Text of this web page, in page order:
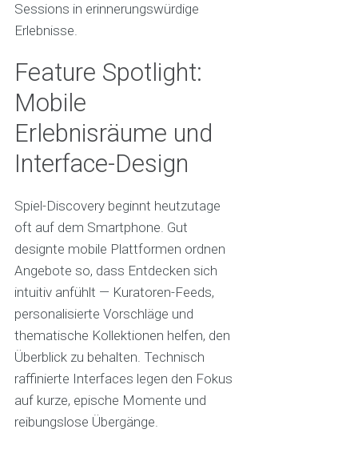
Sessions in erinnerungswürdige
Erlebnisse.
Feature Spotlight:
Mobile
Erlebnisräume und
Interface-Design
Spiel-Discovery beginnt heutzutage
oft auf dem Smartphone. Gut
designte mobile Plattformen ordnen
Angebote so, dass Entdecken sich
intuitiv anfühlt — Kuratoren-Feeds,
personalisierte Vorschläge und
thematische Kollektionen helfen, den
Überblick zu behalten. Technisch
raffinierte Interfaces legen den Fokus
auf kurze, epische Momente und
reibungslose Übergänge.